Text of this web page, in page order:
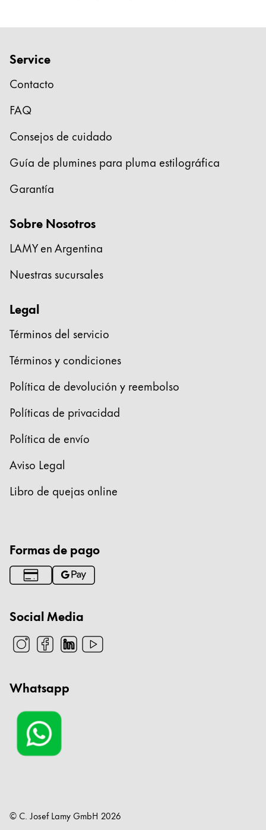
Service
Contacto
FAQ
Consejos de cuidado
Guía de plumines para pluma estilográfica
Garantía
Sobre Nosotros
LAMY en Argentina
Nuestras sucursales
Legal
Términos del servicio
Términos y condiciones
Política de devolución y reembolso
Políticas de privacidad
Política de envío
Aviso Legal
Libro de quejas online
Formas de pago
Social Media
Whatsapp
© C. Josef Lamy GmbH 2026